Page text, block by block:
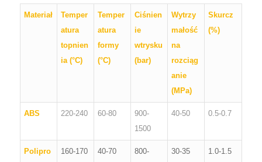
Materiał
Temper
atura
topnien
ia (°C)
Temper
atura
formy
(°C)
Ciśnien
ie
wtrysku
(bar)
Wytrzy
małość
na
rozciąg
anie
(MPa)
Skurcz
(%)
ABS 220-240 60-80
900-
1500
40-50 0.5-0.7
Polipro
160-170 40-70
800-
30-35 1.0-1.5